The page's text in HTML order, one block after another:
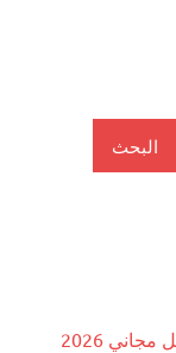
البحث